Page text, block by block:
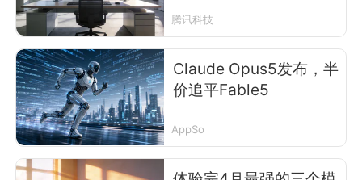
烧完了
腾讯科技
Claude Opus5发布，半
价追平Fable5
AppSo